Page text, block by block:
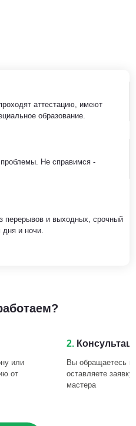
аттестацию, имеют
образование.
Не справимся -
перерывов и выходных, срочный
и ночи.
или
от
2.
Вы обращаетесь
оставляете
мастера